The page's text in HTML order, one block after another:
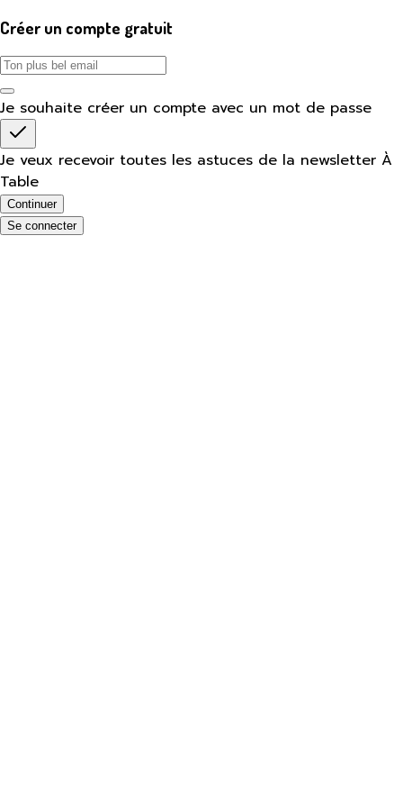
Créer un compte gratuit
Je souhaite créer un compte avec un mot de passe
Je veux recevoir toutes les astuces de la newsletter À
Table
Continuer
Se connecter